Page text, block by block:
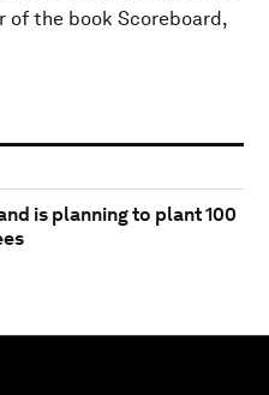
of the book Scoreboard,
is planning to plant 100